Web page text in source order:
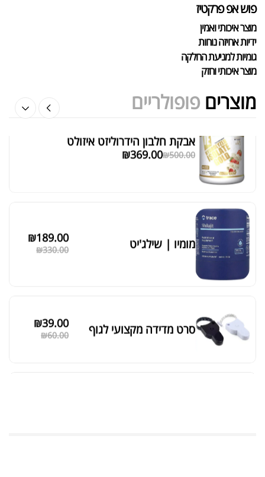
פוש אפ פרקטיז
מוצר איכותי ואמין
ידיות אחיזה נוחות
גומיות למניעת החלקה
מוצר איכותי וחזק
מוצרים פופולריים
מציג 1–6 מתוך 524 תוצאות
סידור ברירת מחדל
40.00
20.00
אבקת חלבון הידרוליזט איזולט
₪500.00
₪369.00
מומיו | שילג'יט ₪330.00
₪189.00
סרט מדידה מקצועי לגוף ₪60.00
₪39.00